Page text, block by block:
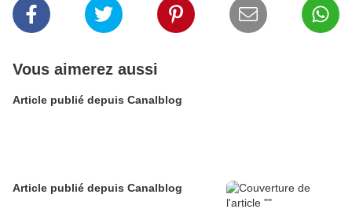
Vous aimerez aussi
Article publié depuis Canalblog
Article publié depuis Canalblog